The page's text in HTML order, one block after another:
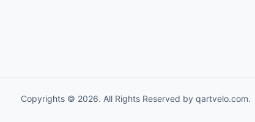
Copyrights © 2026. All Rights Reserved by qartvelo.com.